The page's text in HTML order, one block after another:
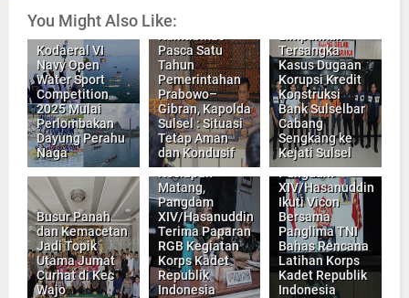
You Might Also Like:
Kodaeral VI
Navy Open
Water Sport
Competition
2025 Mulai
Perlombakan
Dayung Perahu
Naga
Terkait Situasi
Pasca Satu
Tahun
Pemerintahan
Prabowo–
Gibran, Kapolda
Sulsel : Situasi
Tetap Aman
dan Kondusif
Tersangka
Kasus Dugaan
Korupsi Kredit
Konstruksi
Bank Sulselbar
Cabang
Sengkang ke
Kejati Sulsel
Busur Panah
dan Kemacetan
Jadi Topik
Utama Jumat
Curhat di Kec
Wajo
Pastikan
Matang,
Pangdam
XIV/Hasanuddin
Terima Paparan
RGB Kegiatan
Korps Kadet
Republik
Indonesia
XIV/Hasanuddin
Ikuti Vicon
Bersama
Panglima TNI
Bahas Rencana
Latihan Korps
Kadet Republik
Indonesia